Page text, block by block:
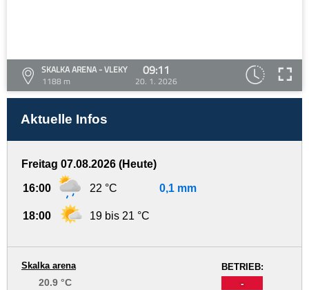
SKALKA ARENA - VLEKY
1188 m
09:11
20. 1. 2026
Aktuelle Infos
Freitag 07.08.2026 (Heute)
16:00 22 °C 0,1 mm
18:00 19 bis 21 °C
BETRIEB:
-
Skalka arena
20.9 °C